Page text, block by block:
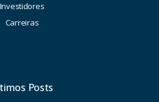
Investidores
Carreiras
Posts